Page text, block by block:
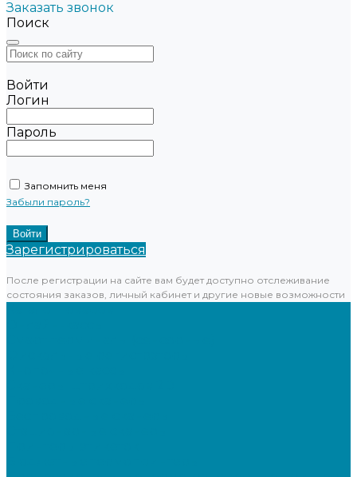
Заказать звонок
Поиск
Войти
Логин
Пароль
Запомнить меня
Забыли пароль?
Зарегистрироваться
После регистрации на сайте вам будет доступно отслеживание
состояния заказов, личный кабинет и другие новые возможности